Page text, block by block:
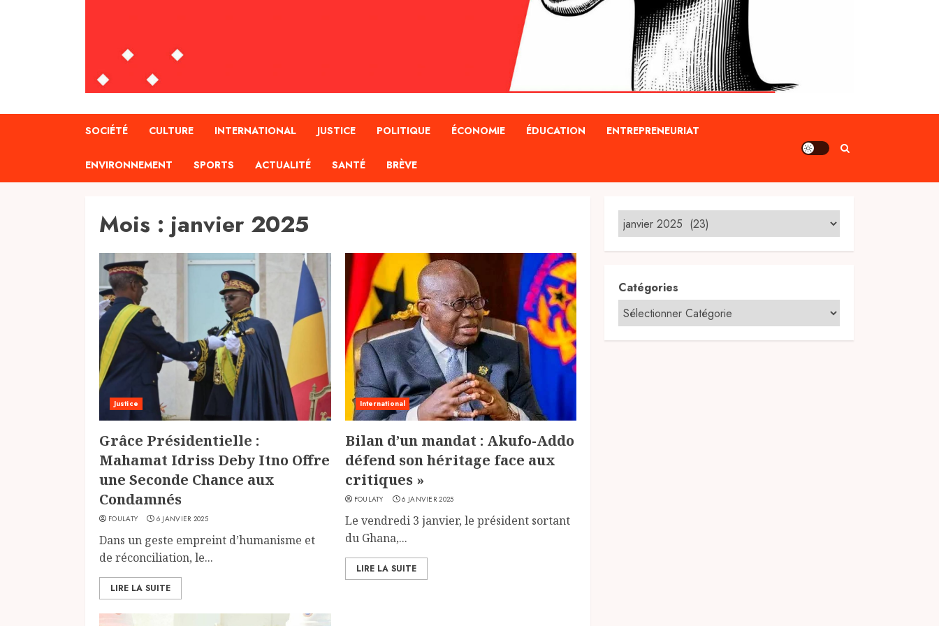
SOCIÉTÉ CULTURE INTERNATIONAL JUSTICE POLITIQUE ÉCONOMIE ÉDUCATION ENTREPRENEURIAT
ENVIRONNEMENT SPORTS ACTUALITÉ SANTÉ BRÈVE
Mois : janvier 2025
Justice
Grâce Présidentielle :
Mahamat Idriss Deby Itno Offre
une Seconde Chance aux
Condamnés
FOULATY 6 JANVIER 2025
Dans un geste empreint d’humanisme et
de réconciliation, le...
LIRE LA SUITE
International
Bilan d’un mandat : Akufo-Addo
défend son héritage face aux
critiques »
FOULATY 6 JANVIER 2025
Le vendredi 3 janvier, le président sortant
du Ghana,...
LIRE LA SUITE
Catégories